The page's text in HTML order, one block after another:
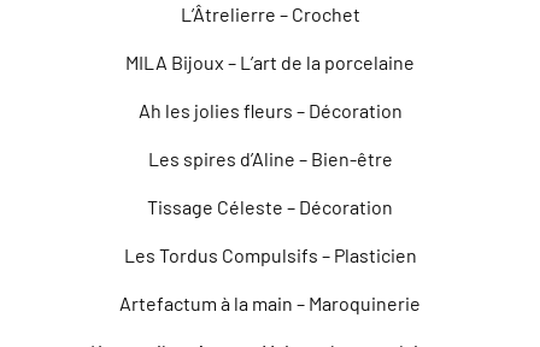
L’Âtrelierre – Crochet
MILA Bijoux – L’art de la porcelaine
Ah les jolies fleurs – Décoration
Les spires d’Aline – Bien-être
Tissage Céleste – Décoration
Les Tordus Compulsifs – Plasticien
Artefactum à la main – Maroquinerie